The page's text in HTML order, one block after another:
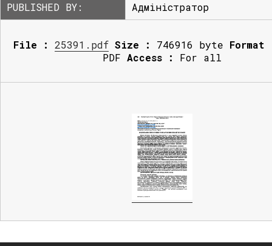
PUBLISHED BY:
Адміністратор
File : 25391.pdf Size : 746916 byte Format
PDF Access : For all